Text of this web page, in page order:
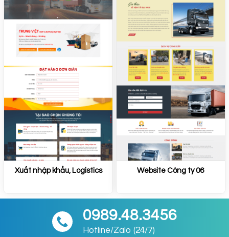
Xuất nhập khẩu, Logistics Website Công ty 06
0989.48.3456
Hotline/Zalo (24/7)